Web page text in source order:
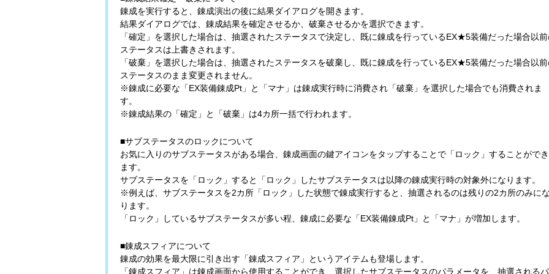
錬成を実行すると、錬成演出の後に結果ダイアログを開きます。
結果ダイアログでは、錬成結果を確定させるか、破棄させるかを選択できます。
「確定」を選択した場合は、抽選されたステータスで決定し、既に錬成を行っているEX★5装備だった場合以
ステータスは上書きされます。
「破棄」を選択した場合は、抽選されたステータスを破棄し、既に錬成を行っているEX★5装備だった場合以
ステータスのまま変更されません。
※錬成に必要な「EX装備錬成Pt」と「マナ」は錬成実行時に消費され「破棄」を選択した場合でも消費されま
す。
※錬成結果の「確定」と「破棄」は4カ所一括で行われます。
■サブステータスのロックについて
お気に入りのサブステータスがある場合、錬成画面の鍵アイコンをタップすることで「ロック」することができ
ます。
サブステータスを「ロック」すると「ロック」したサブステータスは以降の錬成実行時の対象外になります。
※例えば、サブステータスを2カ所「ロック」した状態で錬成実行すると、抽選されるのは残りの2カ所のみにな
ります。
「ロック」しているサブステータスが多い程、錬成に必要な「EX装備錬成Pt」と「マナ」が増加します。
■錬成スフィアについて
錬成の効果を最大限に引き出す「錬成スフィア」というアイテムも登場します。
「錬成スフィア」は錬成画面から使用することができ、選択したサブステータスのパラメータを、抽選されるパ